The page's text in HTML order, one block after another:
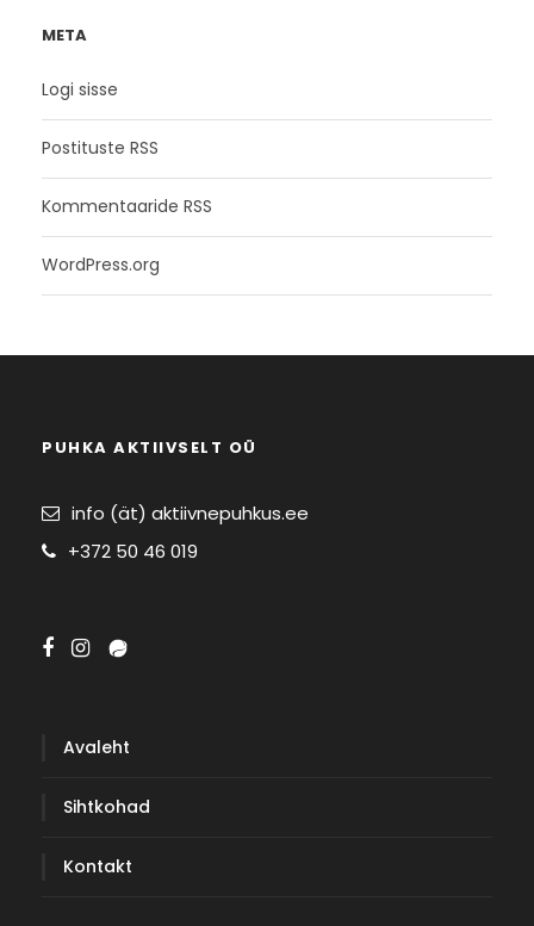
META
Logi sisse
Postituste RSS
Kommentaaride RSS
WordPress.org
PUHKA AKTIIVSELT OÜ
info (ät) aktiivnepuhkus.ee
+372 50 46 019
Avaleht
Sihtkohad
Kontakt